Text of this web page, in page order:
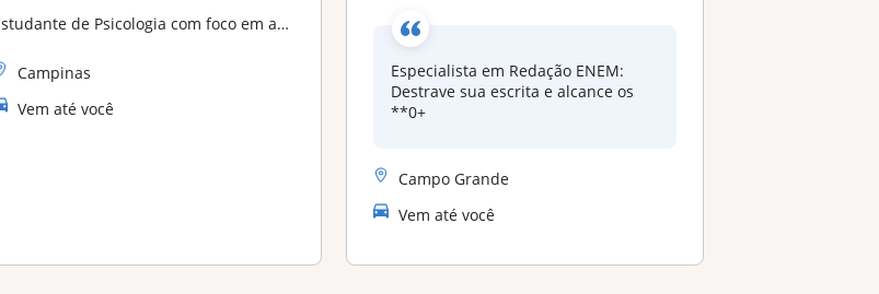
Estudante de Psicologia com foco em aprendizado e reforço escolar
Campinas
Vem até você
Especialista em Redação ENEM:
Destrave sua escrita e alcance os
**0+
Campo Grande
Vem até você